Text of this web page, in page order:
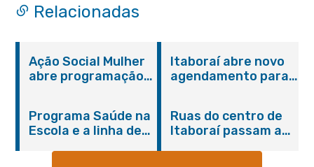
Relacionadas
Ação Social Mulher
abre programação
serviços gratuitos e
orientações
Itaboraí abre novo
agendamento para
Programa Saúde na
Escola e a linha de
Ruas do centro de
Itaboraí passam a